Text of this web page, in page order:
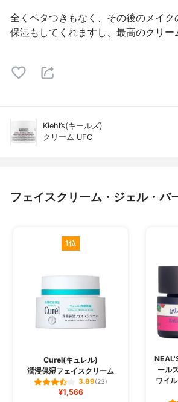
全くベタつきもなく、その後のメイク
保湿もしてくれますし、最高のクリー
Kiehl’s(キールズ)
クリーム UFC
フェイスクリーム・ジェル・バ
1位
Curel(キュレル)
潤浸保湿フェイスクリーム
3.89(23)
¥1,566
ール
ワイ